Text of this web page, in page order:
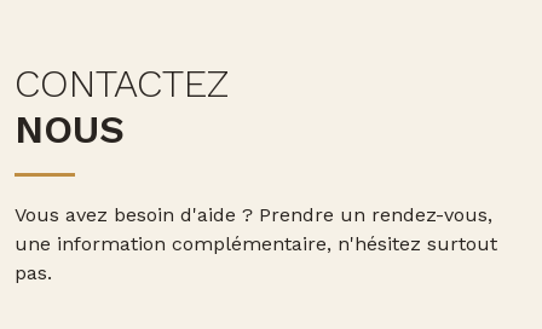
CONTACTEZ
NOUS
Vous avez besoin d'aide ? Prendre un rendez-vous,
une information complémentaire, n'hésitez surtout
pas.